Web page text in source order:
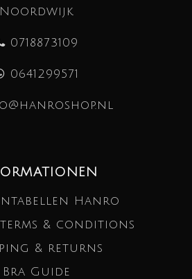
Noordwijk
0718873109
0641299571
Hanro
& conditions
& returns
Bra Guide